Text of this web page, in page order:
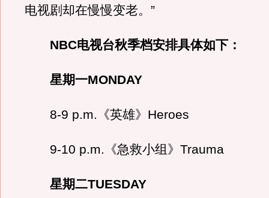
电视剧却在慢慢变老。”
NBC电视台秋季档安排具体如下：
星期一MONDAY
8-9 p.m.《英雄》Heroes
9-10 p.m.《急救小组》Trauma
星期二TUESDAY